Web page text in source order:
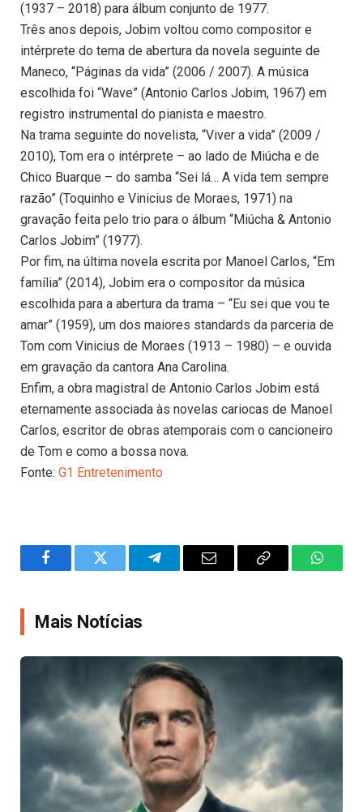
(1937 – 2018) para álbum conjunto de 1977.
Três anos depois, Jobim voltou como compositor e
intérprete do tema de abertura da novela seguinte de
Maneco, “Páginas da vida” (2006 / 2007). A música
escolhida foi “Wave” (Antonio Carlos Jobim, 1967) em
registro instrumental do pianista e maestro.
Na trama seguinte do novelista, “Viver a vida” (2009 /
2010), Tom era o intérprete – ao lado de Miúcha e de
Chico Buarque – do samba “Sei lá… A vida tem sempre
razão” (Toquinho e Vinicius de Moraes, 1971) na
gravação feita pelo trio para o álbum “Miúcha & Antonio
Carlos Jobim” (1977).
Por fim, na última novela escrita por Manoel Carlos, “Em
família” (2014), Jobim era o compositor da música
escolhida para a abertura da trama – “Eu sei que vou te
amar” (1959), um dos maiores standards da parceria de
Tom com Vinicius de Moraes (1913 – 1980) – e ouvida
em gravação da cantora Ana Carolina.
Enfim, a obra magistral de Antonio Carlos Jobim está
eternamente associada às novelas cariocas de Manoel
Carlos, escritor de obras atemporais com o cancioneiro
de Tom e como a bossa nova.
Fonte: G1 Entretenimento
FacebookTwitter TelegramEmail
Copy
Mais Notícias